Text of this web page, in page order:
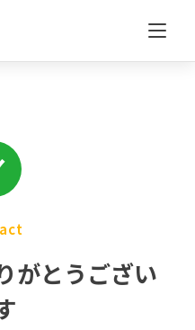
がとうござい